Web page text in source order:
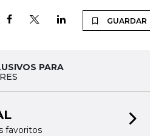
GUARDAR
PARA
favoritos